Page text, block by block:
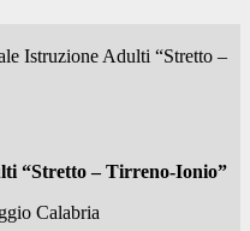
Istruzione Adulti “Stretto –
“Stretto – Tirreno-Ionio”
Calabria